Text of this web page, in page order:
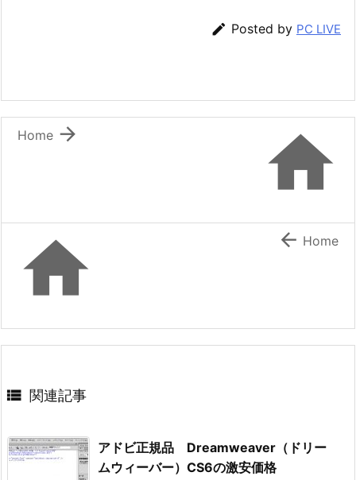
 Posted by PC LIVE


Home
  Home
 関連記事
アドビ正規品 Dreamweaver（ドリー
ムウィーバー）CS6の激安価格